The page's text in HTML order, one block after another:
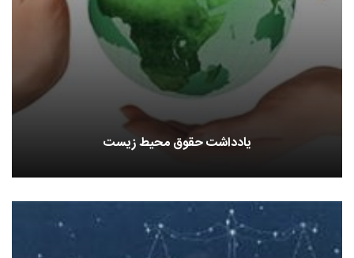
یادداشت حقوق محیط زیست